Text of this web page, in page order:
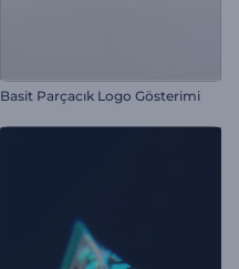
Basit Parçacık Logo Gösterimi